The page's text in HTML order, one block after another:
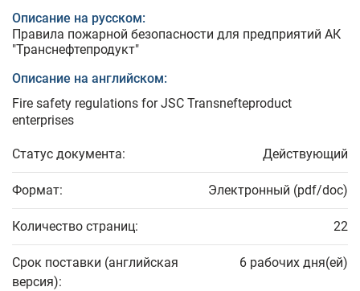
Описание на русском:
Правила пожарной безопасности для предприятий АК
"Транснефтепродукт"
Описание на английском:
Fire safety regulations for JSC Transnefteproduct
enterprises
Статус документа: Действующий
Формат: Электронный (pdf/doc)
Количество страниц: 22
Срок поставки (английская
версия):
6 рабочих дня(ей)